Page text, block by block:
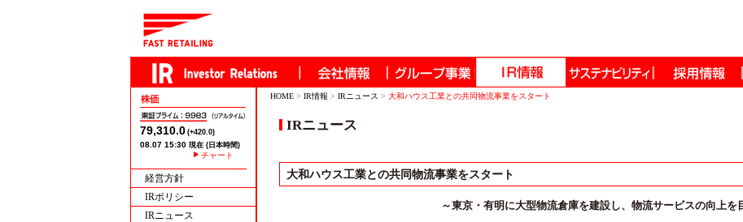
チャート
経営方針
IRポリシー
IRニュース
HOME > IR情報 > IRニュース > 大和ハウス工業との共同物流事業をスタート
IRニュース
大和ハウス工業との共同物流事業をスタート
～東京・有明に大型物流倉庫を建設し、物流サービスの向上を